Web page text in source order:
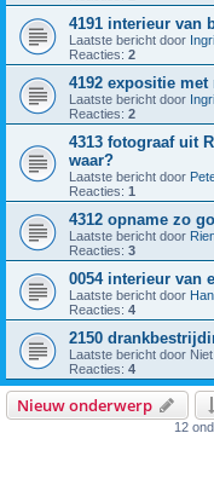
4191 interieur van
Laatste bericht door
Reacties: 2
4192 expositie
Laatste bericht door
Reacties: 2
4313 fotograaf uit
waar?
Laatste bericht door
Reacties: 1
4312 opname zo
Laatste bericht door
Reacties: 3
0054 interieur van
Laatste bericht door
Reacties: 4
2150
Laatste bericht door
Reacties: 4
Nieuw onderwerp
12